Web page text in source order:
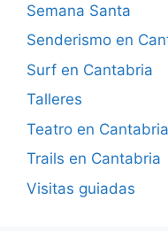
Semana Santa
Senderismo en
Surf en Cantabria
Talleres
Teatro en Cantabria
Trails en Cantabria
Visitas guiadas